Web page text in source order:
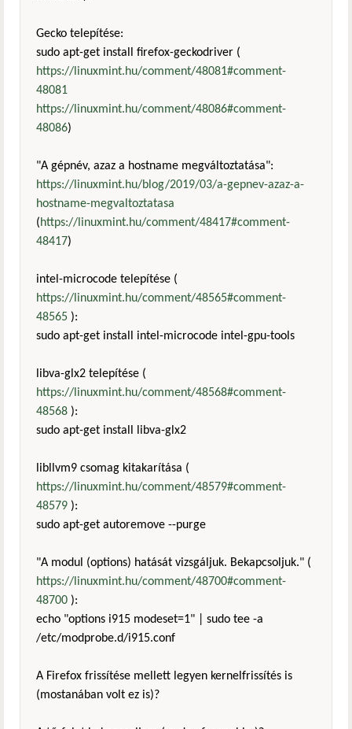
Gecko telepítése:
sudo apt-get install firefox-geckodriver (
https://linuxmint.hu/comment/48081#comment-
48081
https://linuxmint.hu/comment/48086#comment-
48086)
"A gépnév, azaz a hostname megváltoztatása":
https://linuxmint.hu/blog/2019/03/a-gepnev-azaz-a-
hostname-megvaltoztatasa
(https://linuxmint.hu/comment/48417#comment-
48417)
intel-microcode telepítése (
https://linuxmint.hu/comment/48565#comment-
48565 ):
sudo apt-get install intel-microcode intel-gpu-tools
libva-glx2 telepítése (
https://linuxmint.hu/comment/48568#comment-
48568 ):
sudo apt-get install libva-glx2
libllvm9 csomag kitakarítása (
https://linuxmint.hu/comment/48579#comment-
48579 ):
sudo apt-get autoremove --purge
"A modul (options) hatását vizsgáljuk. Bekapcsoljuk." (
https://linuxmint.hu/comment/48700#comment-
48700 ):
echo "options i915 modeset=1" | sudo tee -a
/etc/modprobe.d/i915.conf
A Firefox frissítése mellett legyen kernelfrissítés is
(mostanában volt ez is)?